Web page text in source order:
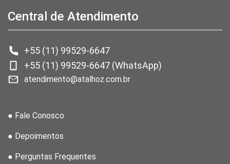
Central de Atendimento
+55 (11) 99529-6647
+55 (11) 99529-6647 (WhatsApp)
atendimento@atalhoz.com.br
● Fale Conosco
● Depoimentos
● Perguntas Frequentes